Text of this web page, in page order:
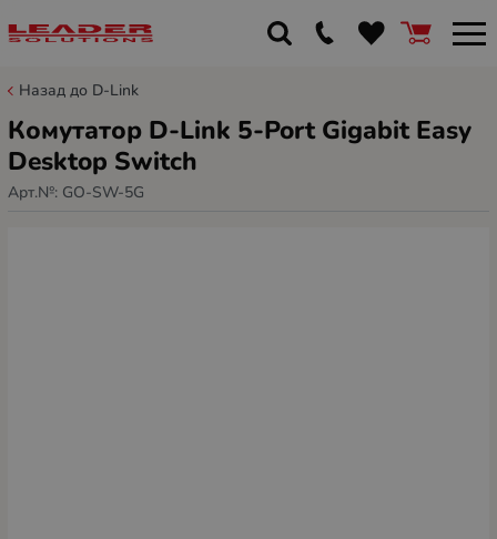
Назад до D-Link
Комутатор D-Link 5-Port Gigabit Easy
Desktop Switch
Арт.№: GO-SW-5G